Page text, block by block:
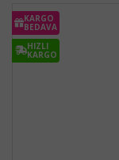
KARGO
BEDAVA
HIZLI
KARGO